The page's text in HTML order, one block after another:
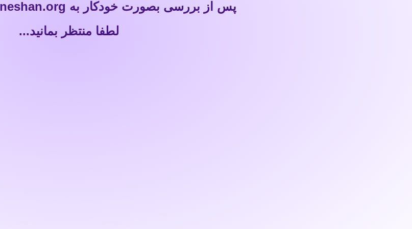
پس از بررسی بصورت خودکار به neshan.org هدایت خواهید شد.
لطفا منتظر بمانید...